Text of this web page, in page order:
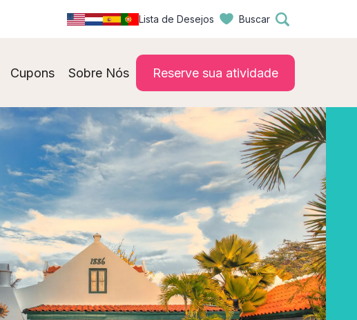
Lista de Desejos Buscar
Cupons Sobre Nós Reserve sua atividade